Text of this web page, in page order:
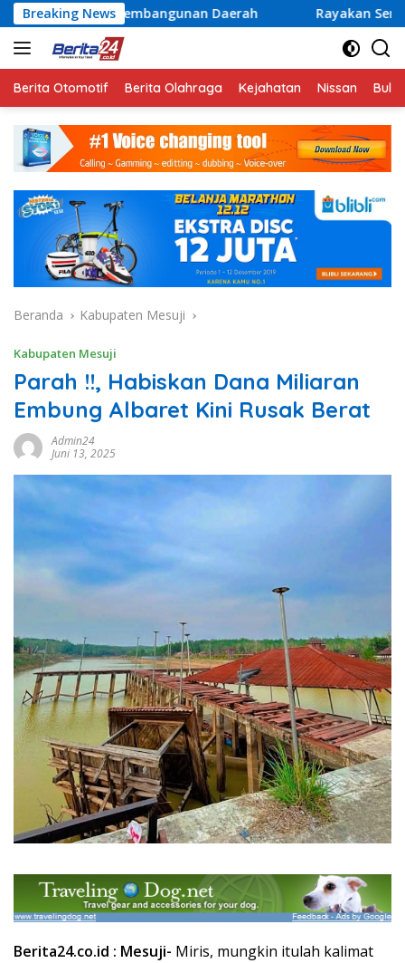
Langsung
ke
konten
Breaking News
Daerah Rayakan Semangat
Berita Otomotif Berita Olahraga Kejahatan Nissan
Beranda Kabupaten Mesuji
Kabupaten Mesuji
Parah !!, Habiskan Dana Miliaran
Embung Albaret Kini Rusak Berat
Admin24
Juni 13, 2025
Berita24.co.id : Mesuji- Miris, mungkin itulah kalimat